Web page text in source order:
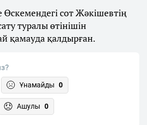
сот Жәкішевтің
туралы өтінішін
қамауда қалдырған.
Ұнамайды 0
Ашулы 0